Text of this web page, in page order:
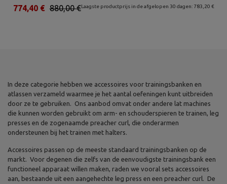
Laagste productprijs in de afgelopen 30 dagen: 783,20 €
880,00 €
774,40 €
In deze categorie hebben we accessoires voor trainingsbanken en
atlassen verzameld waarmee je het aantal oefeningen kunt uitbreiden
door ze te gebruiken. Ons aanbod omvat onder andere lat machines
die kunnen worden gebruikt om arm- en schouderspieren te trainen, leg
presses en de zogenaamde preacher curl, die onderarmen
ondersteunen bij het trainen met halters.
Accessoires passen op de meeste standaard trainingsbanken op de
markt. Voor degenen die zelfs van de eenvoudigste trainingsbank een
functioneel apparaat willen maken, raden we vooral sets accessoires
aan, bestaande uit een aangehechte leg press en een preacher curl. De